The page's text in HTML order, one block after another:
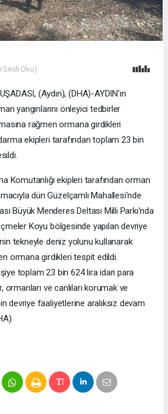
Sesli Oku)
(Aydın), (DHA)-AYDIN'ın
yangınlarını önleyici tedbirler
rağmen ormana girdikleri
ekipleri tarafından toplam 23 bin
Komutanlığı ekipleri tarafından orman
dün Güzelçamlı Mahallesi'nde
Büyük Menderes Deltası Milli Parkı'nda
Koyu bölgesinde yapılan devriye
tekneyle deniz yolunu kullanarak
ormana girdikleri tespit edildi.
toplam 23 bin 624 lira idari para
ormanları ve canlıları korumak ve
devriye faaliyetlerine aralıksız devam